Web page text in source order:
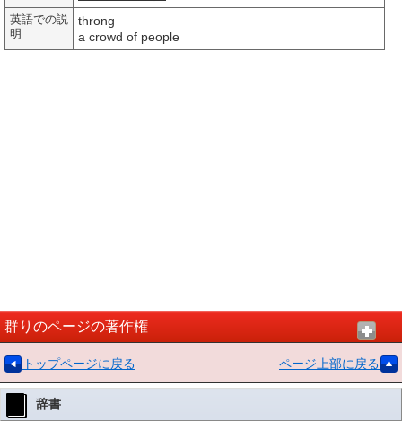
英語での説
明
throng
a crowd of people
群りのページの著作権
トップページに戻る ページ上部に戻る
辞書